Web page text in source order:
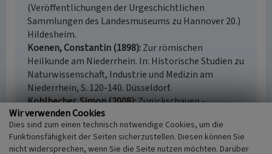
(Veröffentlichungen der Urgeschichtlichen
Sammlungen des Landesmuseums zu Hannover 20.)
Hildesheim.
Koenen, Constantin (1898) Zur römischen
Heilkunde am Niederrhein. In: Historische Studien zu
Naturwissenschaft, Industrie und Medizin am
Niederrhein, S. 120-140. Düsseldorf.
Kohlbecher, Simon (2008) Zurückschauen -
Hinschauen - Vorausschauen. 700 Jahre Pfarrei Sankt
Odilia Gohr 1308-2008. Dormagen.
Palm, Peter (1926) Aus der Geschichte von Gohr. In:
Wir verwenden Cookies
Dies sind zum einen technisch notwendige Cookies, um die
Funktionsfähigkeit der Seiten sicherzustellen. Diesen können Sie
nicht widersprechen, wenn Sie die Seite nutzen möchten. Darüber